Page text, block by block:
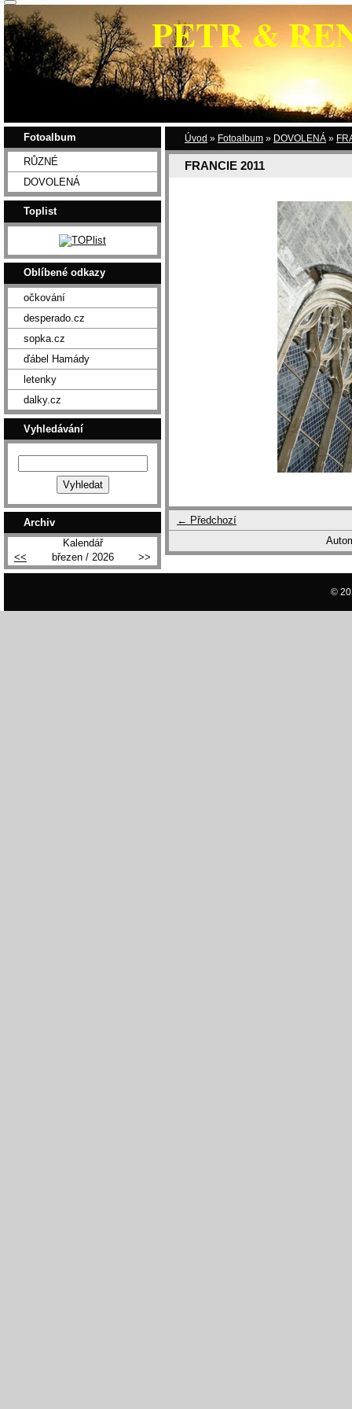
PETR &
Úvod » Fotoalbum » DOVOLENÁ »
FRANCIE 2011
← Předchozí
Fotoalbum
RŮZNÉ
DOVOLENÁ
Toplist
Oblíbené odkazy
očkování
desperado.cz
sopka.cz
ďábel Hamády
letenky
dalky.cz
Vyhledávání
Archiv
Kalendář
<<
březen / 2026 >>
©